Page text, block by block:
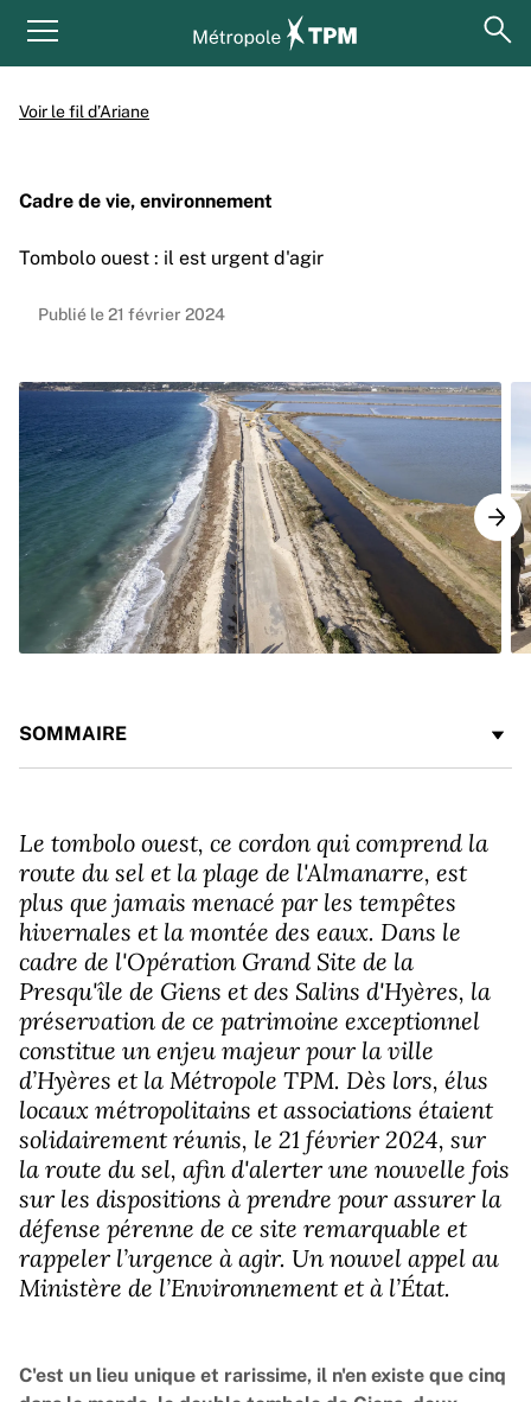
Menu principal
Voir le fil d’Ariane
Cadre de vie, environnement
Tombolo ouest : il est urgent d'agir
Publié le 21 février 2024
SOMMAIRE
Le tombolo ouest, ce cordon qui comprend la
route du sel et la plage de l'Almanarre, est
plus que jamais menacé par les tempêtes
hivernales et la montée des eaux. Dans le
cadre de l'Opération Grand Site de la
Presqu'île de Giens et des Salins d'Hyères, la
préservation de ce patrimoine exceptionnel
constitue un enjeu majeur pour la ville
d’Hyères et la Métropole TPM. Dès lors, élus
locaux métropolitains et associations étaient
solidairement réunis, le 21 février 2024, sur
la route du sel, afin d'alerter une nouvelle fois
sur les dispositions à prendre pour assurer la
défense pérenne de ce site remarquable et
rappeler l’urgence à agir. Un nouvel appel au
Ministère de l’Environnement et à l’État.
C'est un lieu unique et rarissime, il n'en existe que cinq